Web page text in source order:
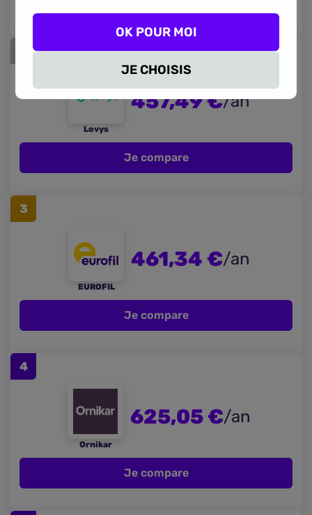
Lovys
457,49 €/an
Je compare
3
EUROFIL
461,34 €/an
Je compare
4
Ornikar
625,05 €/an
Je compare
JE CHOISIS
OK POUR MOI